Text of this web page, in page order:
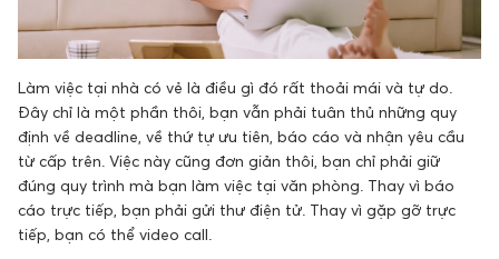
Làm việc tại nhà có vẻ là điều gì đó rất thoải mái và tự do.
Đây chỉ là một phần thôi, bạn vẫn phải tuân thủ những quy
định về deadline, về thứ tự ưu tiên, báo cáo và nhận yêu cầu
từ cấp trên. Việc này cũng đơn giản thôi, bạn chỉ phải giữ
đúng quy trình mà bạn làm việc tại văn phòng. Thay vì báo
cáo trực tiếp, bạn phải gửi thư điện tử. Thay vì gặp gỡ trực
tiếp, bạn có thể video call.